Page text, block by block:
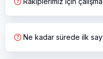
Ne kadar sürede ilk